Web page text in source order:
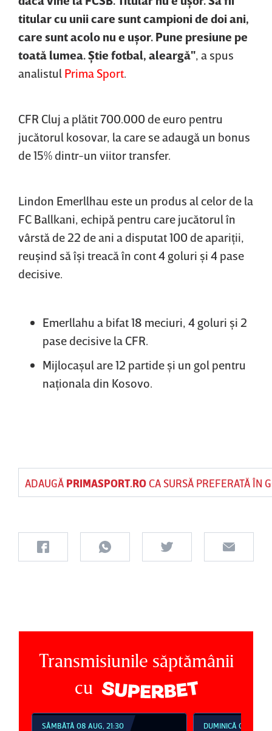
titular cu unii care sunt campioni de doi ani,
care sunt acolo nu e uşor. Pune presiune pe
toată lumea. Ştie fotbal, aleargă", a spus
analistul Prima Sport.
CFR Cluj a plătit 700.000 de euro pentru
jucătorul kosovar, la care se adaugă un bonus
de 15% dintr-un viitor transfer.
Lindon Emerllhau este un produs al celor de la
FC Ballkani, echipă pentru care jucătorul în
vârstă de 22 de ani a disputat 100 de apariţii,
reuşind să îşi treacă în cont 4 goluri şi 4 pase
decisive.
Emerllahu a bifat 18 meciuri, 4 goluri şi 2
pase decisive la CFR.
Mijlocaşul are 12 partide şi un gol pentru
naţionala din Kosovo.
ADAUGĂ PRIMASPORT.ROCA SURSĂ PREFERATĂ ÎN
Transmisiunile săptămânii
cu
SÂMBĂTĂ 08 AUG, 21:30 DUMINICĂ 09 AUG,